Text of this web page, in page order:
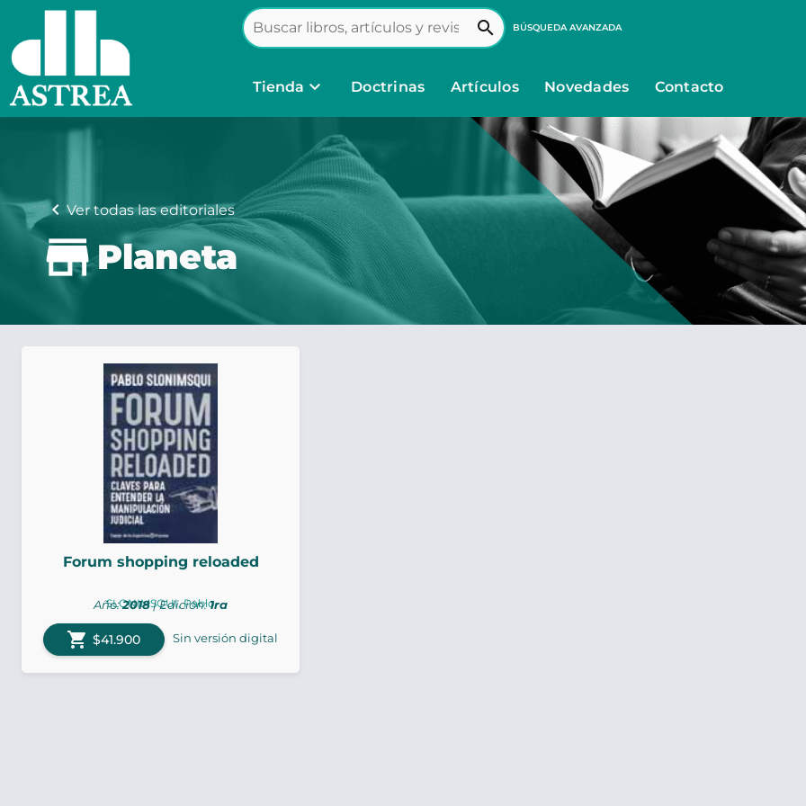
search BÚSQUEDA AVANZADA
Tienda keyboard_arrow_down Doctrinas Artículos Novedades Contacto
chevron_leftVer todas las editoriales
Planeta
Forum shopping reloaded
SLONIMSQUI, Pablo
Año:2018| Edición:1ra
shopping_cart $41.900 Sin versión digital